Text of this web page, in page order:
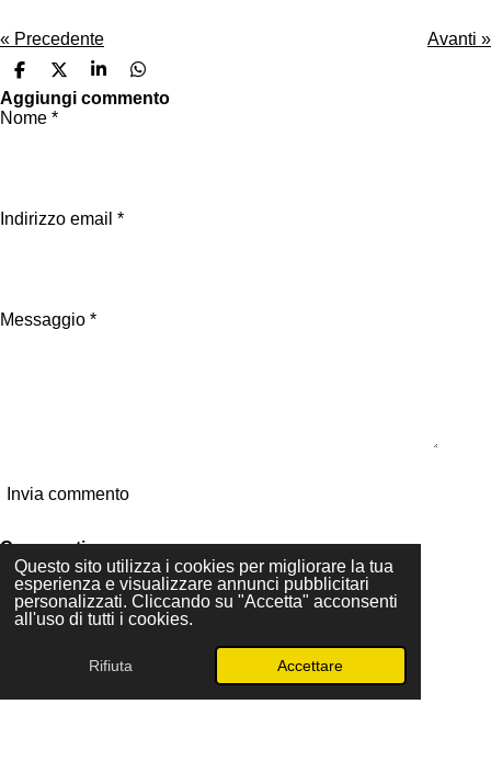
Questo sito utilizza i cookies per migliorare la tua
esperienza e visualizzare annunci pubblicitari
personalizzati. Cliccando su "Accetta" acconsenti
all'uso di tutti i cookies.
Rifiuta Accettare
« Precedente Avanti »
C
o
n
d
i
C
o
n
i
C
o
i
C
o
Aggiungi commento
Nome *
Indirizzo email *
Messaggio *
Invia commento
Commenti
Non ci sono ancora commenti.
© 2024 - 2026 THUNDER ROCK
Fornito daWebador
Email WhatsApp